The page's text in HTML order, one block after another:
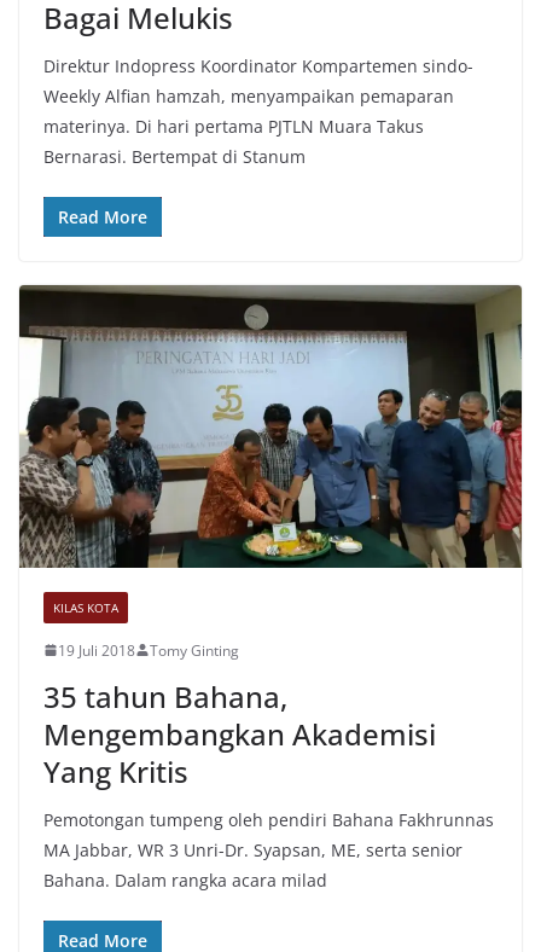
Bagai Melukis
Direktur Indopress Koordinator Kompartemen sindo-
Weekly Alfian hamzah, menyampaikan pemaparan
materinya. Di hari pertama PJTLN Muara Takus
Bernarasi. Bertempat di Stanum
Read More
KILAS KOTA
19 Juli 2018 Tomy Ginting
35 tahun Bahana,
Mengembangkan Akademisi
Yang Kritis
Pemotongan tumpeng oleh pendiri Bahana Fakhrunnas
MA Jabbar, WR 3 Unri-Dr. Syapsan, ME, serta senior
Bahana. Dalam rangka acara milad
Read More